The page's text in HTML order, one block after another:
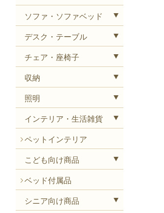
ソファ・ソファベッド
デスク・テーブル
チェア・座椅子
収納
照明
インテリア・生活雑貨
ペットインテリア
こども向け商品
ベッド付属品
シニア向け商品